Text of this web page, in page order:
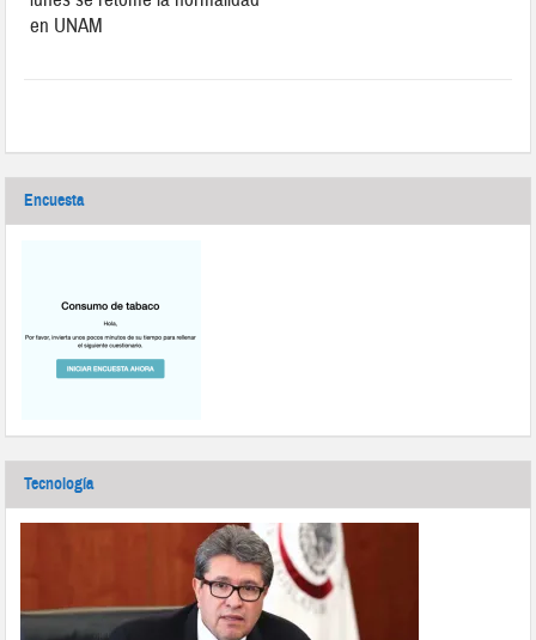
en UNAM
Encuesta
Tecnología